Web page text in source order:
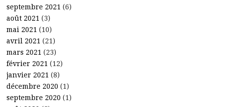
septembre 2021 (6)
août 2021 (3)
mai 2021 (10)
avril 2021 (21)
mars 2021 (23)
février 2021 (12)
janvier 2021 (8)
décembre 2020 (1)
septembre 2020 (1)